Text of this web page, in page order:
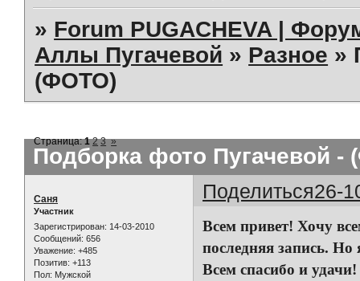
» Forum PUGACHEVA |
Аллы Пугачевой » Разное »
(ФОТО)
Подборка фото Пугачевой -
Страница:1 2 3 »
Поделиться26-
Саня
Участник
Зарегистрирован: 14-03-2010
Сообщений: 656
Уважение: +485
Позитив: +113
Пол: Мужской
Всем привет! Хочу
последняя запись. Но
Всем спасибо и удачи!